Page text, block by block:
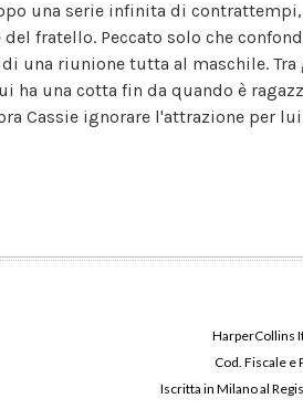
una serie infinita di
fratello. Peccato solo che
una riunione tutta al maschile.
ha una cotta fin da quando è
Cassie ignorare l'attrazione per
HarperCollins
Cod. Fiscale e
Iscritta in Milano al